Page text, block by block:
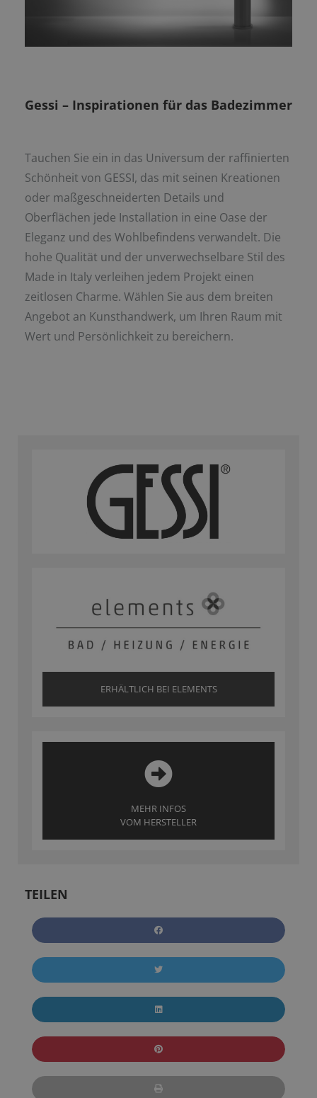
Gessi – Inspirationen für das Badezimmer
Tauchen Sie ein in das Universum der raffinierten
Schönheit von GESSI, das mit seinen Kreationen
oder maßgeschneiderten Details und
Oberflächen jede Installation in eine Oase der
Eleganz und des Wohlbefindens verwandelt. Die
hohe Qualität und der unverwechselbare Stil des
Made in Italy verleihen jedem Projekt einen
zeitlosen Charme. Wählen Sie aus dem breiten
Angebot an Kunsthandwerk, um Ihren Raum mit
Wert und Persönlichkeit zu bereichern.
ERHÄLTLICH BEI ELEMENTS
MEHR INFOS
VOM HERSTELLER
TEILEN